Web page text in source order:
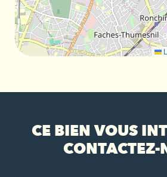
CE BIEN VOUS
CONTACTEZ-